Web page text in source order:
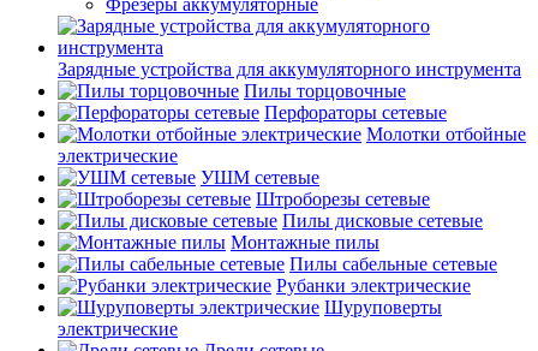
Фрезеры аккумуляторные
Зарядные устройства для аккумуляторного инструмента
Пилы торцовочные
Перфораторы сетевые
Молотки отбойные
электрические
УШМ сетевые
Штроборезы сетевые
Пилы дисковые сетевые
Монтажные пилы
Пилы сабельные сетевые
Рубанки электрические
Шуруповерты
электрические